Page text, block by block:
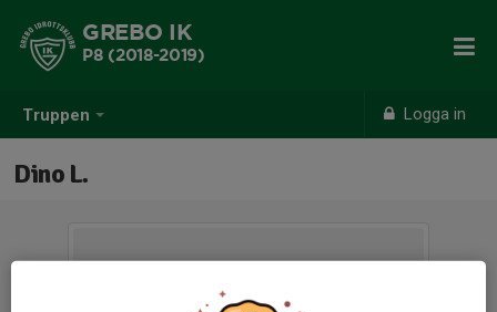
Truppen Logga in
GREBO IK
P8 (2018-2019)
Dino L.